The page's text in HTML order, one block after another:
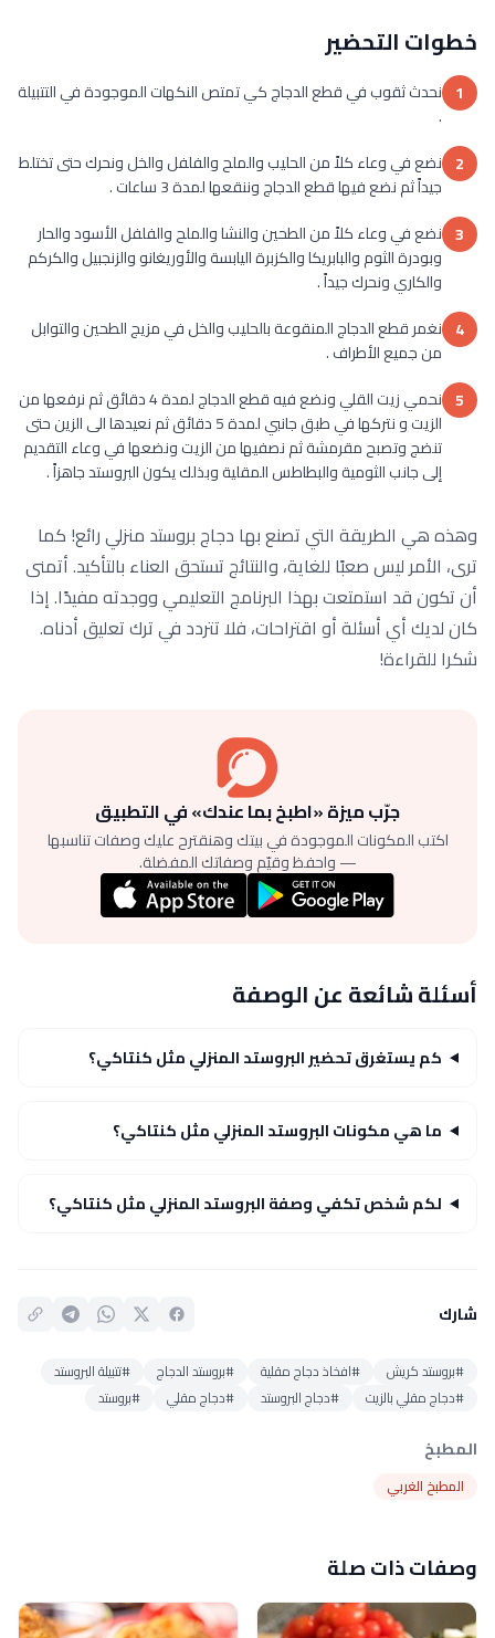
خطوات التحضير
1 نحدث ثقوب في قطع الدجاج كي تمتص النكهات الموجودة في التتبيلة
.
2 نضع في وعاء كلاً من الحليب والملح والفلفل والخل ونحرك حتى تختلط
جيداً ثم نضع فيها قطع الدجاج وننقعها لمدة 3 ساعات .
3 نضع في وعاء كلاً من الطحين والنشا والملح والفلفل الأسود والحار
وبودرة الثوم والبابريكا والكزبرة اليابسة والأوريغانو والزنجبيل والكركم
والكاري ونحرك جيداً .
4 نغمر قطع الدجاج المنقوعة بالحليب والخل في مزيج الطحين والتوابل
من جميع الأطراف .
5
نحمي زيت القلي ونضع فيه قطع الدجاج لمدة 4 دقائق ثم نرفعها من
الزيت و نتركها في طبق جانبي لمدة 5 دقائق ثم نعيدها الى الزين حتى
تنضج وتصبح مقرمشة ثم نصفيها من الزيت ونضعها في وعاء التقديم
إلى جانب الثومية والبطاطس المقلية وبذلك يكون البروستد جاهزاً .
وهذه هي الطريقة التي تصنع بها دجاج بروستد منزلي رائع! كما
ترى، الأمر ليس صعبًا للغاية، والنتائج تستحق العناء بالتأكيد. أتمنى
أن تكون قد استمتعت بهذا البرنامج التعليمي ووجدته مفيدًا. إذا
كان لديك أي أسئلة أو اقتراحات، فلا تتردد في ترك تعليق أدناه.
شكرا للقراءة!
جرّب ميزة «اطبخ بما عندك» في التطبيق
اكتب المكونات الموجودة في بيتك وهنقترح عليك وصفات تناسبها
— واحفظ وقيّم وصفاتك المفضلة.
أسئلة شائعة عن الوصفة
كم يستغرق تحضير البروستد المنزلي مثل كنتاكي؟
ما هي مكونات البروستد المنزلي مثل كنتاكي؟
لكم شخص تكفي وصفة البروستد المنزلي مثل كنتاكي؟
شارك
#بروستد كريش #افخاذ دجاج مقلية #بروستد الدجاج
#تتبيلة البروستد
#دجاج مقلي بالزيت
#دجاج البروستد #دجاج مقلي #بروستد
المطبخ
المطبخ الغربي
وصفات ذات صلة